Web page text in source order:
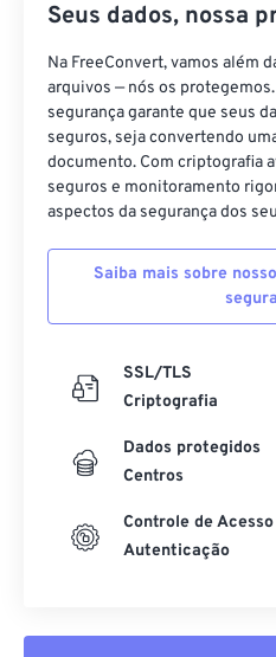
Seus dados, nossa
Na FreeConvert, vamos além
arquivos — nós os
segurança garante que seus
seguros, seja convertendo
documento. Com criptografia
seguros e monitoramento
aspectos da segurança dos
Saiba mais sobre
SSL/TLS
Criptografia
Dados protegidos
Centros
Controle de
Autenticação